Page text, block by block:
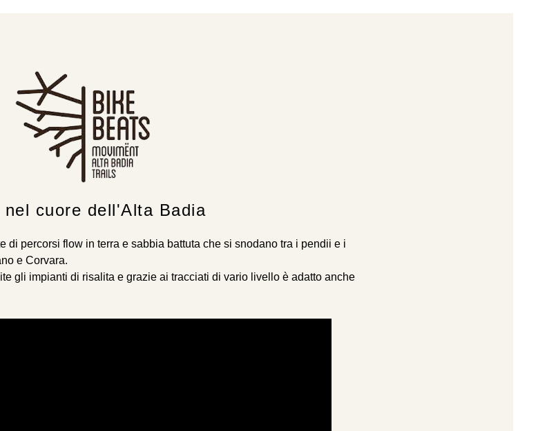
cuore dell'Alta Badia
di percorsi flow in terra e sabbia battuta che si snodano tra i pendii e i
e Corvara.
gli impianti di risalita e grazie ai tracciati di vario livello è adatto anche